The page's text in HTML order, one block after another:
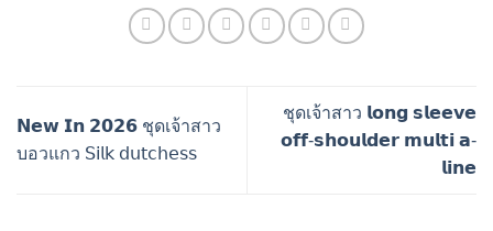
𝗡𝗲𝘄 𝗜𝗻 𝟮𝟬𝟮𝟲 ชุดเจ้าสาว
บอวแกว 𝖲𝗂𝗅𝗄 𝖽𝗎𝗍𝖼𝗁𝖾𝗌𝗌
ชุดเจ้าสาว 𝗹𝗼𝗻𝗴 𝘀𝗹𝗲𝗲𝘃𝗲
𝗼𝗳𝗳-𝘀𝗵𝗼𝘂𝗹𝗱𝗲𝗿 𝗺𝘂𝗹𝘁𝗶 𝗮-
𝗹𝗶𝗻𝗲